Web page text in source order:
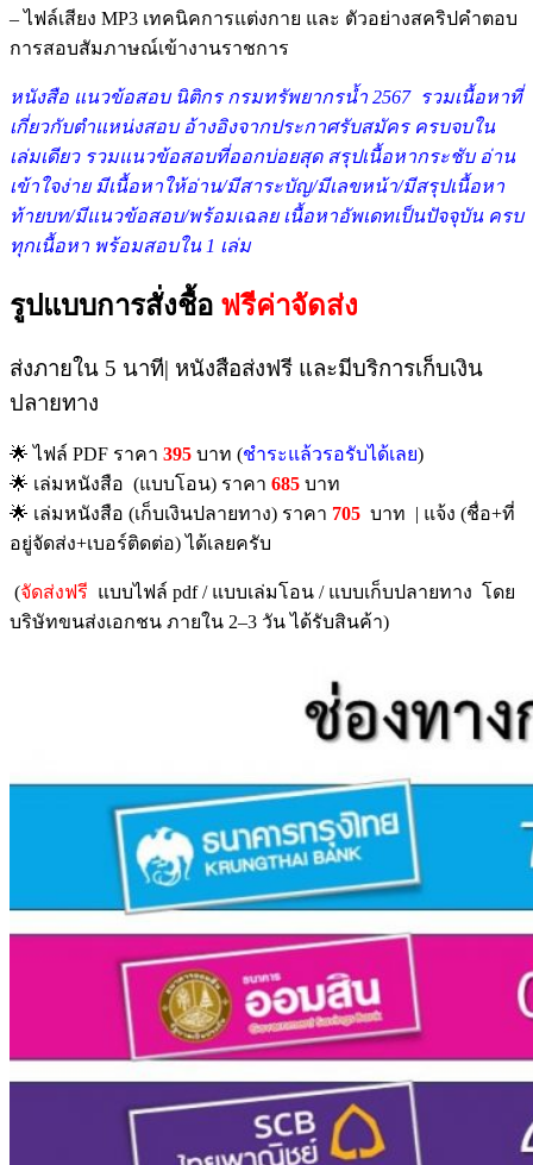
– ไฟล์เสียง MP3 เทคนิคการแต่งกาย และ ตัวอย่างสคริปคำตอบ
การสอบสัมภาษณ์เข้างานราชการ
หนังสือ แนวข้อสอบ นิติกร กรมทรัพยากรน้ำ 2567 รวมเนื้อหาที่
เกี่ยวกับตำแหน่งสอบ อ้างอิงจากประกาศรับสมัคร ครบจบใน
เล่มเดียว รวมแนวข้อสอบที่ออกบ่อยสุด สรุปเนื้อหากระชับ อ่าน
เข้าใจง่าย มีเนื้อหาให้อ่าน/มีสาระบัญ/มีเลขหน้า/มีสรุปเนื้อหา
ท้ายบท/มีแนวข้อสอบ/พร้อมเฉลย เนื้อหาอัพเดทเป็นปัจจุบัน ครบ
ทุกเนื้อหา พร้อมสอบใน 1 เล่ม
รูปแบบการสั่งชื้อ ฟรีค่าจัดส่ง
ส่งภายใน 5 นาที| หนังสือส่งฟรี และมีบริการเก็บเงิน
ปลายทาง
🌟 ไฟล์ PDF ราคา 395 บาท (ชำระแล้วรอรับได้เลย)
🌟 เล่มหนังสือ (แบบโอน) ราคา 685 บาท
🌟 เล่มหนังสือ (เก็บเงินปลายทาง) ราคา 705 บาท | แจ้ง (ชื่อ+ที่
อยู่จัดส่ง+เบอร์ติดต่อ) ได้เลยครับ
(จัดส่งฟรี แบบไฟล์ pdf / แบบเล่มโอน / แบบเก็บปลายทาง โดย
บริษัทขนส่งเอกชน ภายใน 2–3 วัน ได้รับสินค้า)